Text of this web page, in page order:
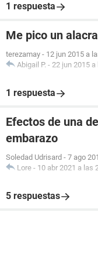
1 respuesta
Me pico un
terezamay - 12 jun 2015 a
Abigail P. - 22 jun 2015 a
1 respuesta
Efectos de una
embarazo
Soledad Udrisard - 7 ago
Lore - 10 abr 2021 a las
5 respuestas